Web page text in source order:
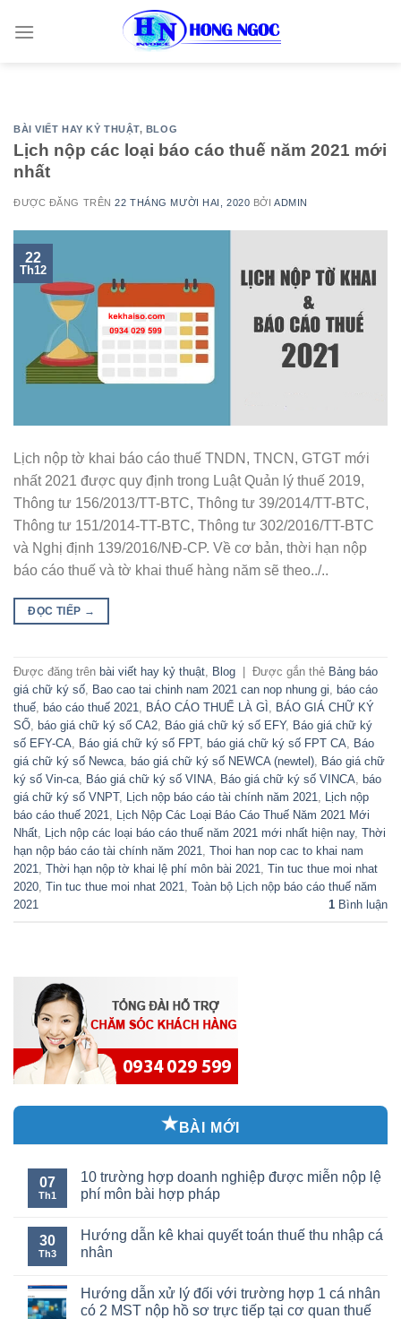
BÀI VIẾT HAY KỶ THUẬT, BLOG
Lịch nộp các loại báo cáo thuế năm 2021 mới
nhất
ĐƯỢC ĐĂNG TRÊN22 THÁNG MƯỜI HAI, 2020 BỞIADMIN
22
Th12
Lịch nộp tờ khai báo cáo thuế TNDN, TNCN, GTGT mới
nhất 2021 được quy định trong Luật Quản lý thuế 2019,
Thông tư 156/2013/TT-BTC, Thông tư 39/2014/TT-BTC,
Thông tư 151/2014-TT-BTC, Thông tư 302/2016/TT-BTC
và Nghị định 139/2016/NĐ-CP. Về cơ bản, thời hạn nộp
báo cáo thuế và tờ khai thuế hàng năm sẽ theo../..
ĐỌC TIẾP →
Được đăng trên bài viết hay kỷ thuật Blog Được gắn thẻ Bảng báo
giá chữ ký số
Bao cao tai chinh nam 2021 can nop nhung gi
báo cáo
thuế
báo cáo thuế 2021 BÁO CÁO THUẾ LÀ GÌ
BÁO GIÁ CHỮ KÝ
SỐ
báo giá chữ ký số CA2 Báo giá chữ ký số EFY, Báo giá chữ ký
số EFY-CA
Báo giá chữ ký số FPT, báo giá chữ ký số FPT CA
Báo
giá chữ ký số Newca
báo giá chữ ký số NEWCA (newtel)
Báo giá chữ
ký số Vin-ca
Báo giá chữ ký số VINA Báo giá chữ ký số VINCA
báo
giá chữ ký số VNPT, Lịch nộp báo cáo tài chính năm 2021
Lịch nộp
báo cáo thuế 2021
Lịch Nộp Các Loại Báo Cáo Thuế Năm 2021 Mới
Nhất
Lịch nộp các loại báo cáo thuế năm 2021 mới nhất hiện nay, Thời
hạn nộp báo cáo tài chính năm 2021
Thoi han nop cac to khai nam
2021
Thời hạn nộp tờ khai lệ phí môn bài 2021
Tin tuc thue moi nhat
2020 Tin tuc thue moi nhat 2021
Toàn bộ Lịch nộp báo cáo thuế năm
2021
1 Bình luận
BÀI MỚI
07
Th1
10 trường hợp doanh nghiệp được miễn nộp lệ
phí môn bài hợp pháp
30
Th3
Hướng dẫn kê khai quyết toán thuế thu nhập cá
nhân
Hướng dẫn xử lý đối với trường hợp 1 cá nhân
có 2 MST nộp hồ sơ trực tiếp tại cơ quan thuế